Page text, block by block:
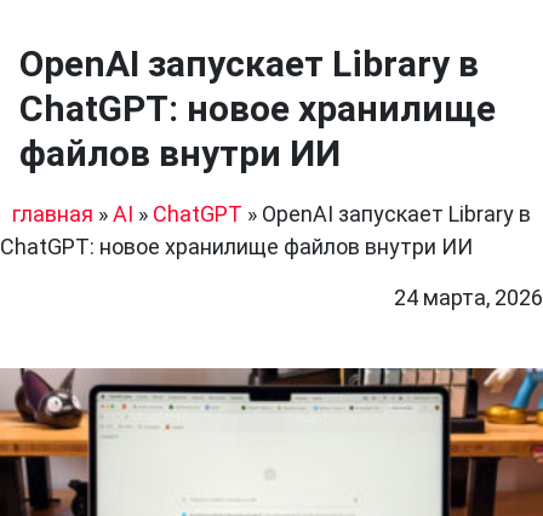
OpenAI запускает Library в
ChatGPT: новое хранилище
файлов внутри ИИ
главная »AI » ChatGPT » OpenAI запускает Library в
ChatGPT: новое хранилище файлов внутри ИИ
24 марта, 2026